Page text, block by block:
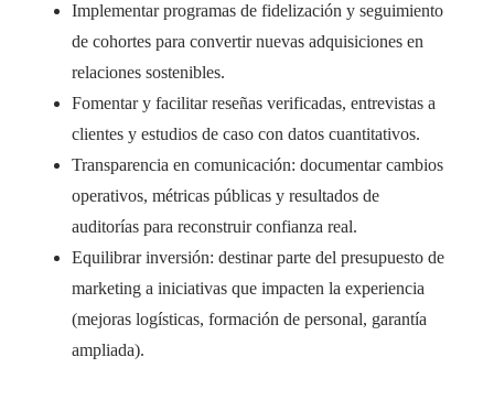
Implementar programas de fidelización y seguimiento
de cohortes para convertir nuevas adquisiciones en
relaciones sostenibles.
Fomentar y facilitar reseñas verificadas, entrevistas a
clientes y estudios de caso con datos cuantitativos.
Transparencia en comunicación: documentar cambios
operativos, métricas públicas y resultados de
auditorías para reconstruir confianza real.
Equilibrar inversión: destinar parte del presupuesto de
marketing a iniciativas que impacten la experiencia
(mejoras logísticas, formación de personal, garantía
ampliada).